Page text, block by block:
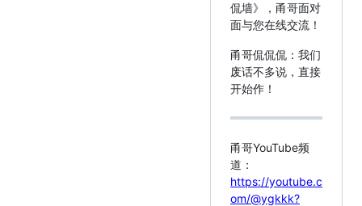
侃墙》，甬哥面对
面与您在线交流！
甬哥侃侃侃：我们
废话不多说，直接
开始作！
甬哥YouTube频
道：
https://youtube.c
om/@ygkkk?